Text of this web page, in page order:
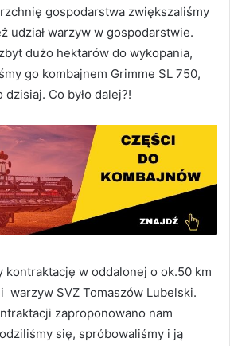
gospodarstwa zwiększaliśmy
udział warzyw w gospodarstwie.
dużo hektarów do wykopania,
go kombajnem Grimme SL 750,
Co było dalej?!
kontraktację w oddalonej o ok.50 km
warzyw SVZ Tomaszów Lubelski.
zaproponowano nam
się, spróbowaliśmy i ją